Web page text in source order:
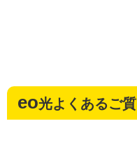
eo光よくあるご